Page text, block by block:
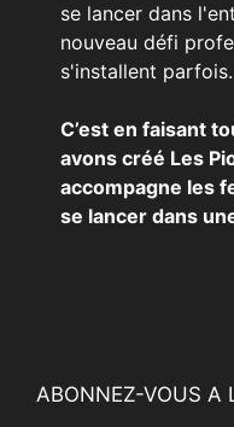
se lancer dans
nouveau défi
s'installent parfois.
C’est en faisant
avons créé Les
accompagne les
se lancer dans
ABONNEZ-VOUS A